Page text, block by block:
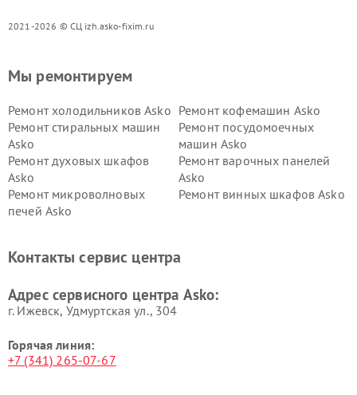
2021-2026 © СЦ izh.asko-fixim.ru
Мы ремонтируем
Ремонт холодильников Asko Ремонт кофемашин Asko
Ремонт стиральных машин
Asko
Ремонт посудомоечных
машин Asko
Ремонт духовых шкафов
Asko
Ремонт варочных панелей
Asko
Ремонт микроволновых
печей Asko
Ремонт винных шкафов Asko
Ремонт подогревателей
Ремонт промышленных
Asko
Контакты сервис центра
Адрес сервисного центра Asko:
г. Ижевск, Удмуртская ул., 304
Горячая линия:
+7 (341) 265-07-67